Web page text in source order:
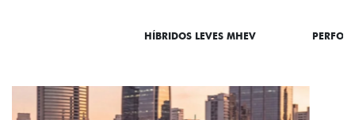
HÍBRIDOS LEVES MHEV